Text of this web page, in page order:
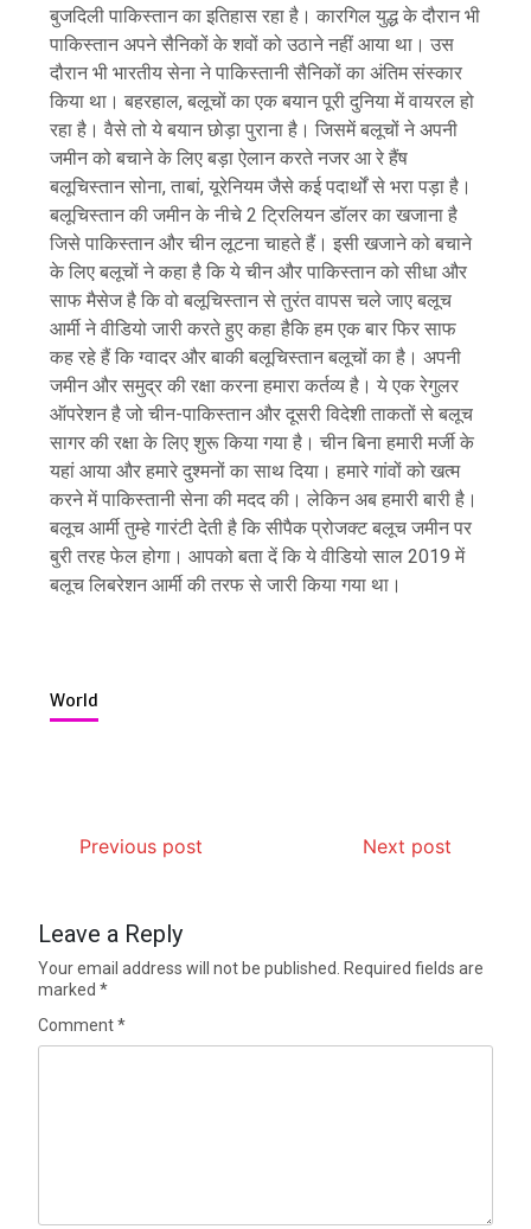
बुजदिली पाकिस्तान का इतिहास रहा है। कारगिल युद्ध के दौरान भी
पाकिस्तान अपने सैनिकों के शवों को उठाने नहीं आया था। उस
दौरान भी भारतीय सेना ने पाकिस्तानी सैनिकों का अंतिम संस्कार
किया था। बहरहाल, बलूचों का एक बयान पूरी दुनिया में वायरल हो
रहा है। वैसे तो ये बयान छोड़ा पुराना है। जिसमें बलूचों ने अपनी
जमीन को बचाने के लिए बड़ा ऐलान करते नजर आ रे हैंष
बलूचिस्तान सोना, ताबां, यूरेनियम जैसे कई पदार्थों से भरा पड़ा है।
बलूचिस्तान की जमीन के नीचे 2 ट्रिलियन डॉलर का खजाना है
जिसे पाकिस्तान और चीन लूटना चाहते हैं। इसी खजाने को बचाने
के लिए बलूचों ने कहा है कि ये चीन और पाकिस्तान को सीधा और
साफ मैसेज है कि वो बलूचिस्तान से तुरंत वापस चले जाए बलूच
आर्मी ने वीडियो जारी करते हुए कहा हैकि हम एक बार फिर साफ
कह रहे हैं कि ग्वादर और बाकी बलूचिस्तान बलूचों का है। अपनी
जमीन और समुद्र की रक्षा करना हमारा कर्तव्य है। ये एक रेगुलर
ऑपरेशन है जो चीन-पाकिस्तान और दूसरी विदेशी ताकतों से बलूच
सागर की रक्षा के लिए शुरू किया गया है। चीन बिना हमारी मर्जी के
यहां आया और हमारे दुश्मनों का साथ दिया। हमारे गांवों को खत्म
करने में पाकिस्तानी सेना की मदद की। लेकिन अब हमारी बारी है।
बलूच आर्मी तुम्हे गारंटी देती है कि सीपैक प्रोजक्ट बलूच जमीन पर
बुरी तरह फेल होगा। आपको बता दें कि ये वीडियो साल 2019 में
बलूच लिबरेशन आर्मी की तरफ से जारी किया गया था।
World
Previous post Next post
Leave a Reply
Your email address will not be published.
Required fields are
marked*
Comment*